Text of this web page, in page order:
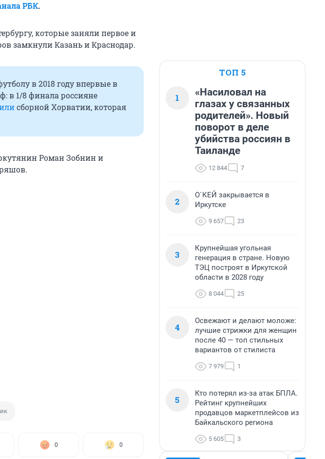
РБК.
которые заняли первое и
замкнули Казань и Краснодар.
в 2018 году впервые в
в 1/8 финала россияне
сборной Хорватии, которая
Роман Зобнин и
0 0
ТОП 5
1
«Насиловал на
глазах у связанных
родителей». Новый
поворот в деле
убийства россиян в
Таиланде
12 844 7
2
О`КЕЙ закрывается в
Иркутске
9 657 23
3
Крупнейшая угольная
генерация в стране. Новую
ТЭЦ построят в Иркутской
области в 2028 году
8 044 25
4
Освежают и делают моложе:
лучшие стрижки для женщин
после 40 — топ стильных
вариантов от стилиста
7 979 1
5
Кто потерял из-за атак БПЛА.
Рейтинг крупнейших
продавцов маркетплейсов из
Байкальского региона
5 605 3